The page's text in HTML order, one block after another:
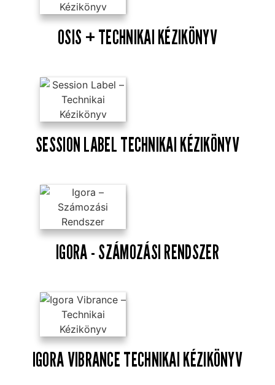
OSIS + TECHNIKAI KÉZIKÖNYV
SESSION LABEL TECHNIKAI KÉZIKÖNYV
IGORA - SZÁMOZÁSI RENDSZER
IGORA VIBRANCE TECHNIKAI KÉZIKÖNYV